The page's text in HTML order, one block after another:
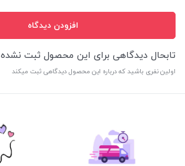
افزودن دیدگاه
تابحال دیدگاهی برای این محصول ثبت نشده
اولین نفری باشید که درباره این محصول دیدگاهی ثبت میکند